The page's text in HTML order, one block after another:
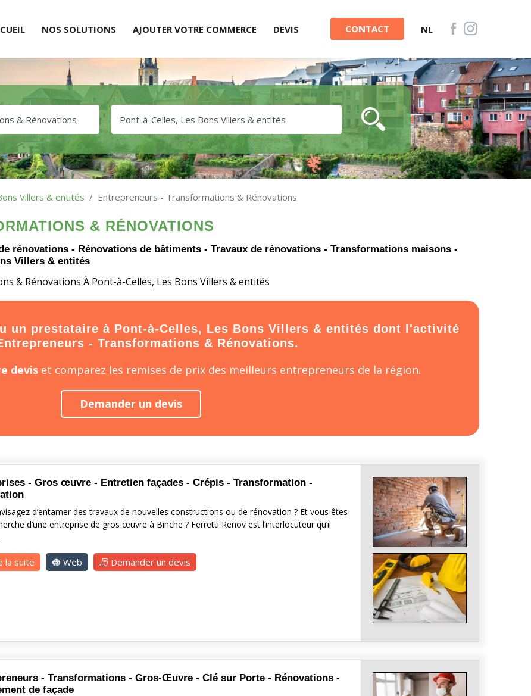
NOS SOLUTIONS AJOUTER VOTRE COMMERCE DEVIS CONTACT NL
Villers & entités Entrepreneurs - Transformations & Rénovations
& RÉNOVATIONS
rénovations - Rénovations de bâtiments - Travaux de rénovations - Transformations maisons -
Villers & entités
& Rénovations À Pont-à-Celles, Les Bons Villers & entités
un prestataire à Pont-à-Celles, Les Bons Villers & entités dont l'activité
- Transformations & Rénovations.
deviset comparez les remises de prix des meilleurs entrepreneurs de la région.
Demander un devis
- Gros œuvre - Entretien façades - Crépis - Transformation -
d’entamer des travaux de nouvelles constructions ou de rénovation ? Et vous êtes
d’une entreprise de gros œuvre à Binche ? Ferretti Renov est l’interlocuteur qu’il
la suite Web Demander un devis
- Transformations - Gros-Œuvre - Clé sur Porte - Rénovations -
de façade